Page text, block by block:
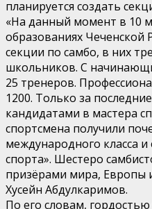
планируется создать
«На данный момент в 10
образованиях Чеченской
секции по самбо, в них
школьников. С
25 тренеров.
1200. Только за
кандидатами в мастера
спортсмена получили
международного класса
спорта». Шестеро
призёрами мира, Европы
Хусейн Абдулкаримов.
По его словам,